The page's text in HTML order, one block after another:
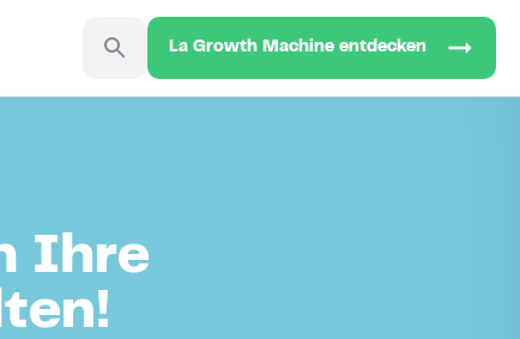
La Growth Machine entdecken
Ihre